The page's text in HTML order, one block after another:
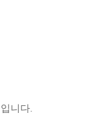
입니다.